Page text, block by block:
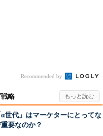
Recommended by
略
α世代」はマーケターにとってな
要なのか？